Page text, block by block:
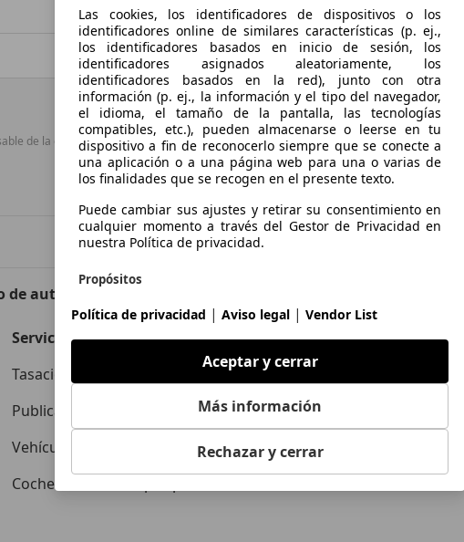
47 KW (64 PS) Ø 12.6 kWh/100km
47 KW (64 PS) Ø 12.6 kWh/100km
de la exactitud de la información.
automoción de Europa
Servicios
Tasación de vehículos
Publicar anuncio gratis
Vehículos de ocasión por marca
Coches de ocasión por provincia
Clientes
Iniciar sesión
¿Eres profesional?
Contacta con nosotros
Las cookies, los identificadores de dispositivos o los
identificadores online de similares características (p. ej.,
los identificadores basados en inicio de sesión, los
identificadores asignados aleatoriamente, los
identificadores basados en la red), junto con otra
información (p. ej., la información y el tipo del navegador,
el idioma, el tamaño de la pantalla, las tecnologías
compatibles, etc.), pueden almacenarse o leerse en tu
dispositivo a fin de reconocerlo siempre que se conecte a
una aplicación o a una página web para una o varias de
los finalidades que se recogen en el presente texto.
Puede cambiar sus ajustes y retirar su consentimiento en
cualquier momento a través del Gestor de Privacidad en
nuestra Política de privacidad.
Propósitos
Datos de localización geográfica precisa e identificación
Publicidad y contenido personalizados, medición de
desarrollo de servicios
Funciones esenciales de la página
Política de privacidad | Aviso legal | Vendor List
Aceptar y cerrar
Más información
Rechazar y cerrar